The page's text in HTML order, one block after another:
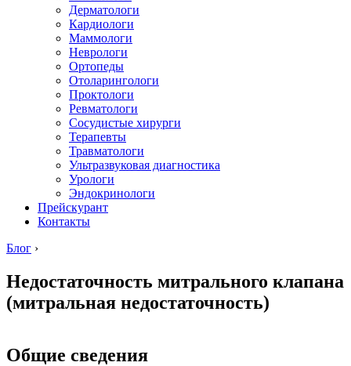
Дерматологи
Кардиологи
Маммологи
Неврологи
Ортопеды
Отоларингологи
Проктологи
Ревматологи
Сосудистые хирурги
Терапевты
Травматологи
Ультразвуковая диагностика
Урологи
Эндокринологи
Прейскурант
Контакты
Блог ›
Недостаточность митрального клапана
(митральная недостаточность)
Общие сведения